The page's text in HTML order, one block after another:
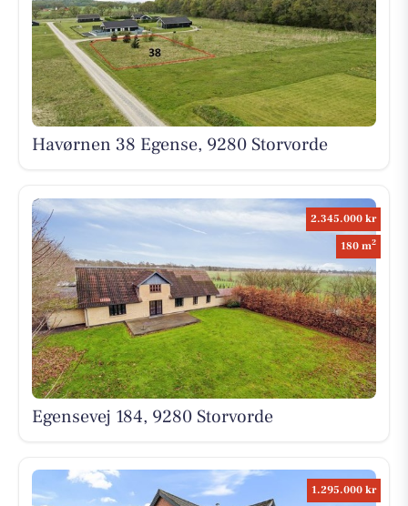
Havørnen 38 Egense, 9280 Storvorde
2.345.000 kr
180 m2
Egensevej 184, 9280 Storvorde
1.295.000 kr